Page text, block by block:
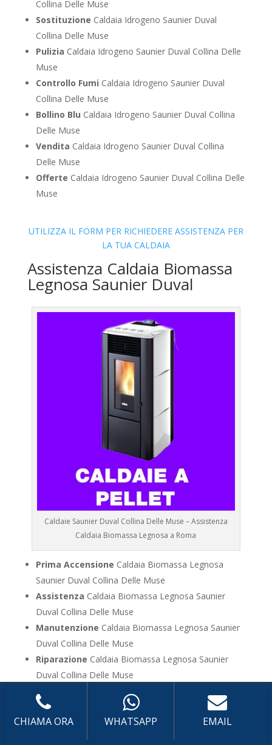
Collina Delle Muse
Sostituzione Caldaia Idrogeno Saunier Duval
Collina Delle Muse
Pulizia Caldaia Idrogeno Saunier Duval Collina Delle
Muse
Controllo Fumi Caldaia Idrogeno Saunier Duval
Collina Delle Muse
Bollino Blu Caldaia Idrogeno Saunier Duval Collina
Delle Muse
Vendita Caldaia Idrogeno Saunier Duval Collina
Delle Muse
Offerte Caldaia Idrogeno Saunier Duval Collina Delle
Muse
UTILIZZA IL FORM PER RICHIEDERE ASSISTENZA PER
LA TUA CALDAIA
Assistenza Caldaia Biomassa
Legnosa Saunier Duval
Caldaie Saunier Duval Collina Delle Muse – Assistenza
Caldaia Biomassa Legnosa a Roma
Prima Accensione Caldaia Biomassa Legnosa
Saunier Duval Collina Delle Muse
Assistenza Caldaia Biomassa Legnosa Saunier
Duval Collina Delle Muse
Manutenzione Caldaia Biomassa Legnosa Saunier
Duval Collina Delle Muse
Riparazione Caldaia Biomassa Legnosa Saunier
Duval Collina Delle Muse
Saunier Duval Collina Delle Muse
Sostituzione
Caldaia Biomassa Legnosa Saunier
Duval Collina Delle Muse
CHIAMA ORA WHATSAPP EMAIL